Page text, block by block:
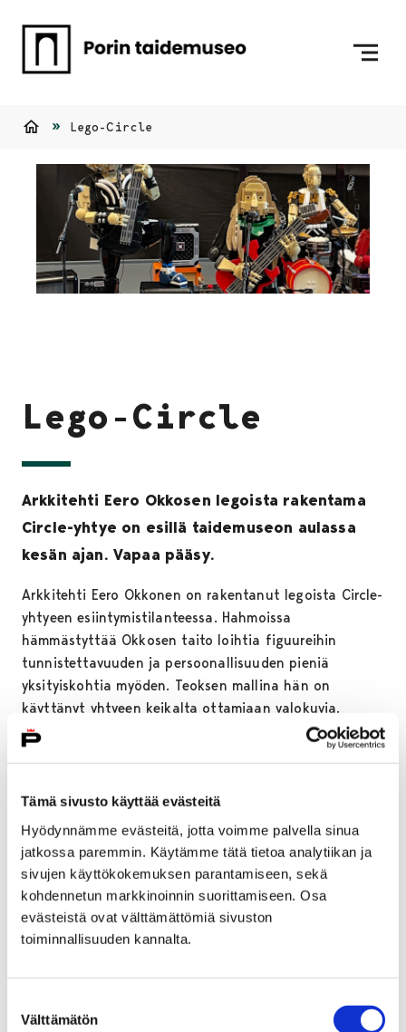
Tämä sivusto käyttää evästeitä
Hyödynnämme evästeitä, jotta voimme palvella sinua
jatkossa paremmin. Käytämme tätä tietoa analytiikan ja
sivujen käyttökokemuksen parantamiseen, sekä
kohdennetun markkinoinnin suorittamiseen. Osa
evästeistä ovat välttämättömiä sivuston
toiminnallisuuden kannalta.
valinta
Välttämätön
Lego-Circle
Lego-Circle
Arkkitehti Eero Okkosen legoista rakentama
Circle-yhtye on esillä taidemuseon aulassa
kesän ajan. Vapaa pääsy.
Arkkitehti Eero Okkonen on rakentanut legoista Circle-
yhtyeen esiintymistilanteessa. Hahmoissa
hämmästyttää Okkosen taito loihtia figuureihin
tunnistettavuuden ja persoonallisuuden pieniä
yksityiskohtia myöden. Teoksen mallina hän on
käyttänyt yhtyeen keikalta ottamiaan valokuvia.
Circlen PISTE-näyttely Porin taidemuseossa toimii myös
keskipisteenä ja tapahtumapaikkana sarjalle
taiteellisia keskeytyksiä. Eero Okkosen legoinstallaatio
on Circlen toteuttama Interventio 2.
Eero Okkonen antoi Ylelle haastattelunvieraillessaan
lego-Circlen julkistamistilaisuudessa Porin
taidemuseossa.
Tapahtuman tiedot